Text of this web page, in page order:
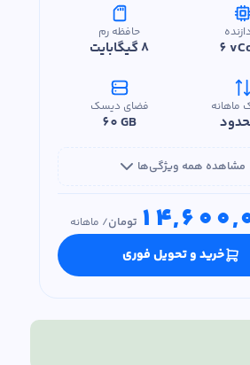
6
حافظه رم
8 گیگابایت
ماهانه فضای دیسک
60 GB
مشاهده همه ویژگی‌ها
تومان/ ماهانه
خرید و تحویل فوری